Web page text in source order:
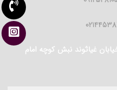
غیاثوند نبش کوچه امام